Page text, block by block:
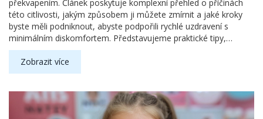
překvapením. Článek poskytuje komplexní přehled o příčinách
této citlivosti, jakým způsobem ji můžete zmírnit a jaké kroky
byste měli podniknout, abyste podpořili rychlé uzdravení s
minimálním diskomfortem. Představujeme praktické tipy,
domácí léčebné postupy a doporučení od specialistů, které vám
pomohou získat zpět pohodlí vašeho úsměvu.
Zobrazit více